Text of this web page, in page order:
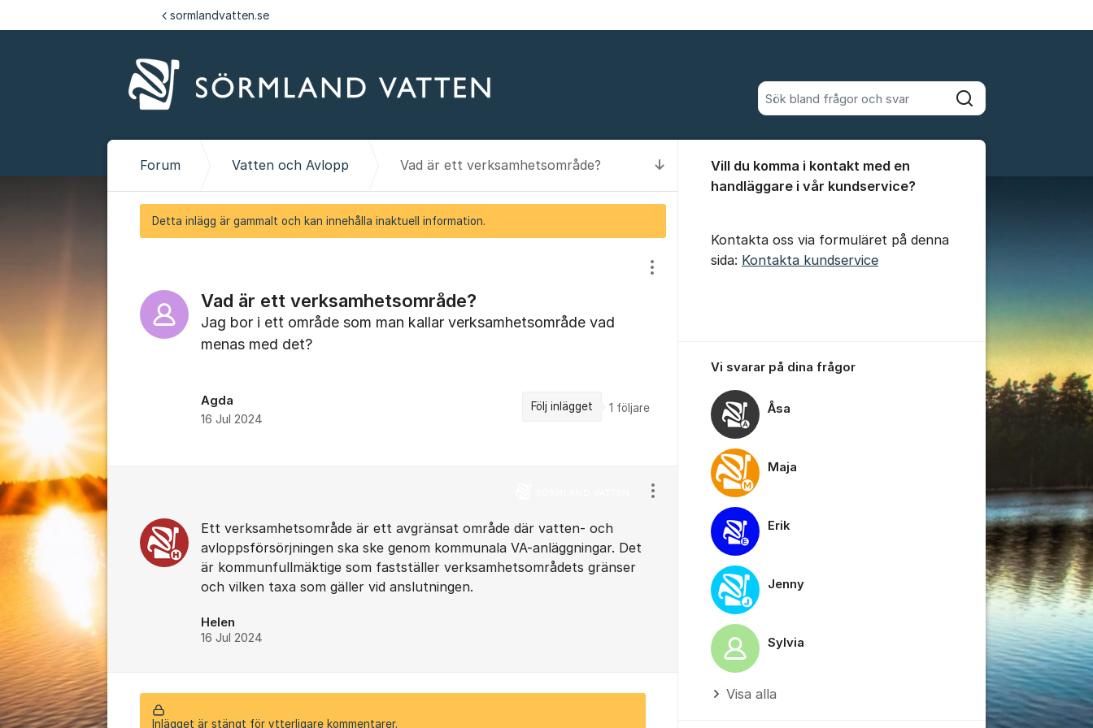
Sök bland alla inlägg
Sök
sormlandvatten.se
Till senaste kommentaren
Forum Vatten och Avlopp Vad är ett verksamhetsområde?
Detta inlägg är gammalt och kan innehålla inaktuell information.
Vad är ett verksamhetsområde?
Visa/dölj inställningar för inlägg/kommentar
Jag bor i ett område som man kallar verksamhetsområde vad
menas med det?
Agda
16 Jul 2024
Följ inlägget 1 följare
Ett verksamhetsområde är ett avgränsat område där vatten- och
avloppsförsörjningen ska ske genom kommunala VA-anläggningar. Det
är kommunfullmäktige som fastställer verksamhetsområdets gränser
och vilken taxa som gäller vid anslutningen.
Helen
16 Jul 2024
Visa/dölj inställningar för inlägg/kommentar
Inlägget är stängt för ytterligare kommentarer.
Vill du komma i kontakt med en
handläggare i vår kundservice?
Kontakta oss via formuläret på denna
sida: Kontakta kundservice
Vi svarar på dina frågor
Åsa
Maja
Erik
Jenny
Sylvia
Visa alla